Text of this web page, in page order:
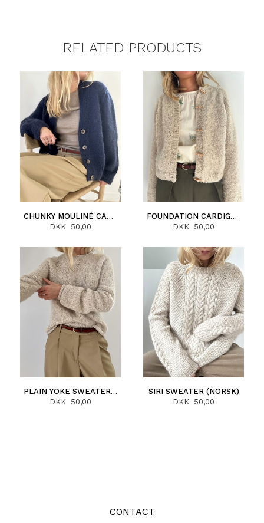
RELATED PRODUCTS
CHUNKY MOULINÉ CARDIGAN (NORSK)
DKK 50,00
FOUNDATION CARDIGAN (NORSK)
DKK 50,00
PLAIN YOKE SWEATER (NORSK)
DKK 50,00
SIRI SWEATER (NORSK)
DKK 50,00
CONTACT